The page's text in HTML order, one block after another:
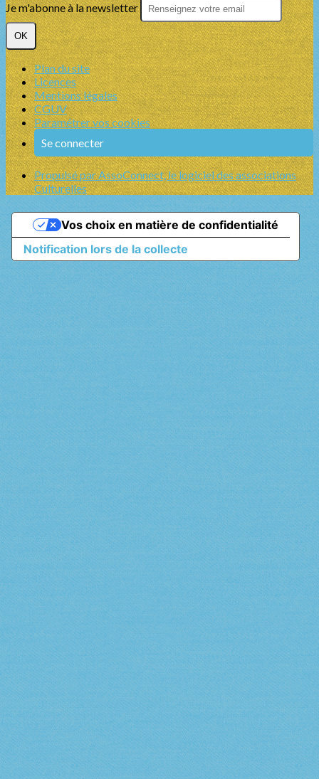
Je m'abonne à la newsletter
OK
Plan du site
Licences
Mentions légales
CGUV
Paramétrer vos cookies
Se connecter
Propulsé par AssoConnect, le logiciel des associations
Culturelles
Notification lors de la collecte
Vos choix en matière de confidentialité